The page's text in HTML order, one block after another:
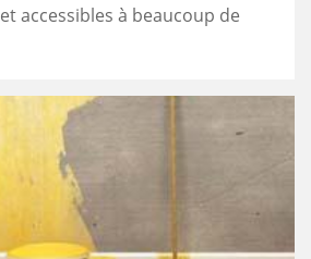
accessibles à beaucoup de